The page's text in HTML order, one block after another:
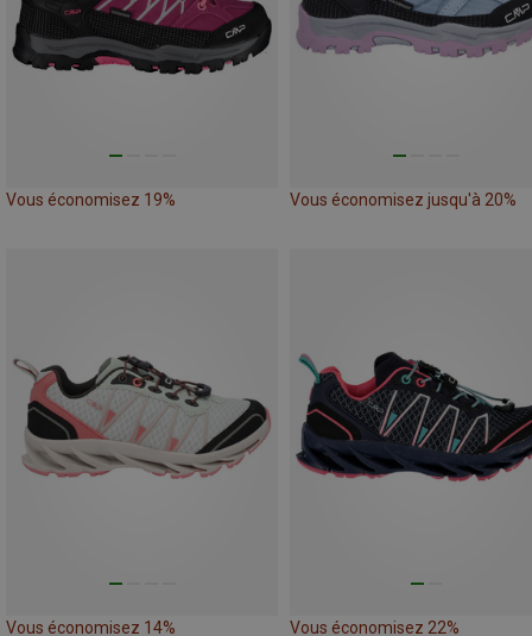
Vous économisez 19% Vous économisez jusqu'à 20%
Vous économisez 14% Vous économisez 22%